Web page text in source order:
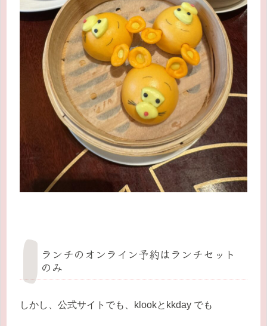
ランチのオンライン予約はランチセット
のみ
しかし、公式サイトでも、klookとkkday でも